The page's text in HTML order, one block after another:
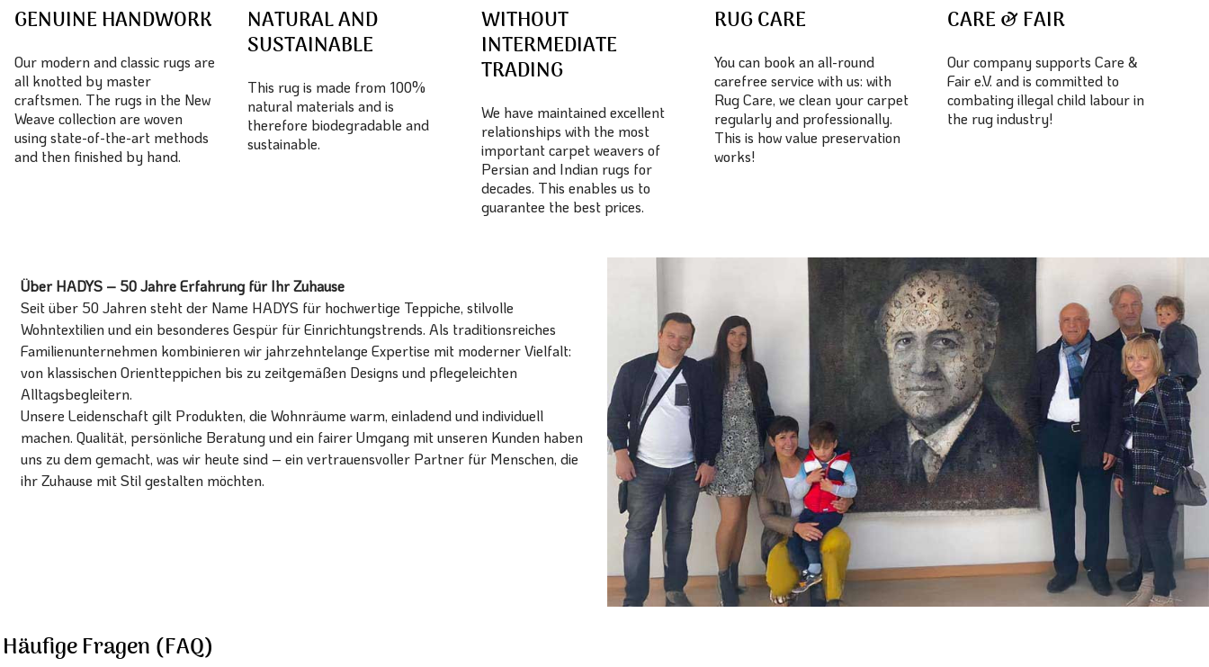
GENUINE HANDWORK
Our modern and classic rugs are
all knotted by master
craftsmen. The rugs in the New
Weave collection are woven
using state-of-the-art methods
and then finished by hand.
NATURAL AND
SUSTAINABLE
This rug is made from 100%
natural materials and is
therefore biodegradable and
sustainable.
WITHOUT
INTERMEDIATE
TRADING
We have maintained excellent
relationships with the most
important carpet weavers of
Persian and Indian rugs for
decades. This enables us to
guarantee the best prices.
RUG CARE
You can book an all-round
carefree service with us: with
Rug Care, we clean your carpet
regularly and professionally.
This is how value preservation
works!
CARE & FAIR
Our company supports Care &
Fair e.V. and is committed to
combating illegal child labour in
the rug industry!
Über HADYS – 50 Jahre Erfahrung für Ihr Zuhause
Seit über 50 Jahren steht der Name HADYS für hochwertige Teppiche, stilvolle
Wohntextilien und ein besonderes Gespür für Einrichtungstrends. Als traditionsreiches
Familienunternehmen kombinieren wir jahrzehntelange Expertise mit moderner Vielfalt:
von klassischen Orientteppichen bis zu zeitgemäßen Designs und pflegeleichten
Alltagsbegleitern.
Unsere Leidenschaft gilt Produkten, die Wohnräume warm, einladend und individuell
machen. Qualität, persönliche Beratung und ein fairer Umgang mit unseren Kunden haben
uns zu dem gemacht, was wir heute sind – ein vertrauensvoller Partner für Menschen, die
ihr Zuhause mit Stil gestalten möchten.
Häufige Fragen (FAQ)